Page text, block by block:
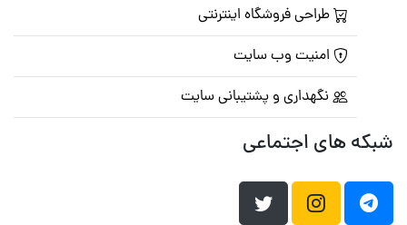
طراحی فروشگاه اینترنتی
امنیت وب سایت
نگهداری و پشتیبانی سایت
شبکه های اجتماعی